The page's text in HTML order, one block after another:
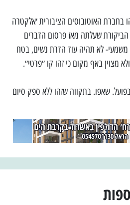
האוטובוסים הציבורית ׳אלקטרה
שעלתה מאז פרסום הדברים
משמעי- לא תהיה עוד הדרת נשים, בטח
מצוין באף מקום כי זהו קו ״פרטי״.
שאפו. בתקווה שזהו ללא ספק סיום